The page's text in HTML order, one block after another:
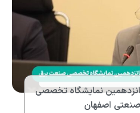
نمایشگاه تخصصی
اصفهان